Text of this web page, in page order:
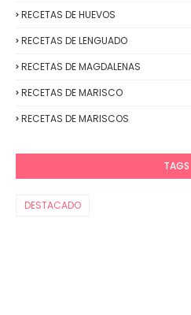
RECETAS DE HUEVOS
RECETAS DE LENGUADO
RECETAS DE MAGDALENAS
RECETAS DE MARISCO
RECETAS DE MARISCOS
TAGS
DESTACADO